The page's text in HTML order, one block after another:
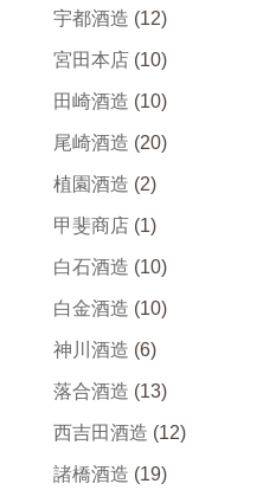
宇都酒造 (12)
宮田本店 (10)
田崎酒造 (10)
尾崎酒造 (20)
植園酒造 (2)
甲斐商店 (1)
白石酒造 (10)
白金酒造 (10)
神川酒造 (6)
落合酒造 (13)
西吉田酒造 (12)
諸橋酒造 (19)